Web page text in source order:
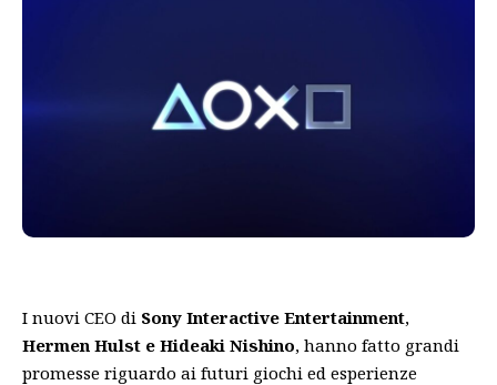
I nuovi CEO di Sony Interactive Entertainment,
Hermen Hulst e Hideaki Nishino, hanno fatto grandi
promesse riguardo ai futuri giochi ed esperienze